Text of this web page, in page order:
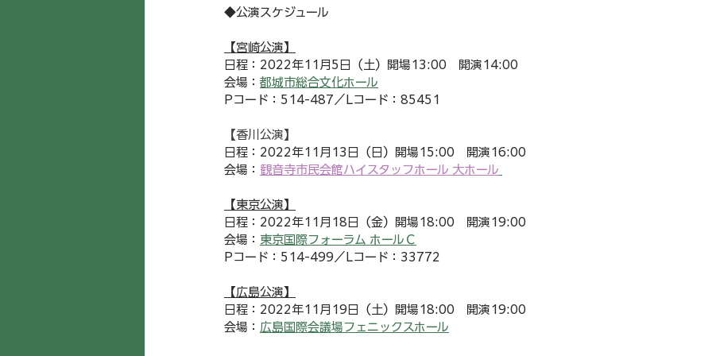
◆公演スケジュール
【宮崎公演】
日程：2022年11月5日（土）開場13:00　開演14:00
会場： 都城市総合文化ホール
Pコード：514-487／Lコード：85451
【香川公演】
日程：2022年11月13日（日）開場15:00　開演16:00
会場： 観音寺市民会館ハイスタッフホール 大ホール
【東京公演】
日程：2022年11月18日（金）開場18:00　開演19:00
会場： 東京国際フォーラム ホールＣ
Pコード：514-499／Lコード：33772
【広島公演】
日程：2022年11月19日（土）開場18:00　開演19:00
会場： 広島国際会議場フェニックスホール